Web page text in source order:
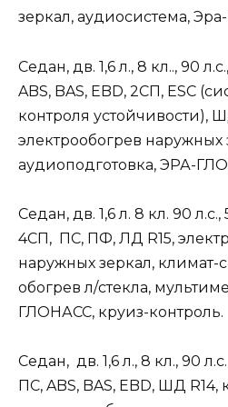
зеркал, аудиосистема, Эра-
Седан, дв. 1,6 л., 8 кл.., 90
ABS, BAS, EBD, 2СП, ESC
контроля устойчивости),
электрообогрев наружных
аудиоподготовка, ЭРА-
Седан, дв. 1,6 л. 8 кл. 90
4СП, ПС, ПФ, ЛД R15,
наружных зеркал, климат-
обогрев л/стекла,
ГЛОНАСС, круиз-контроль.
Седан, дв. 1,6 л., 8 кл., 90
ПС, ABS, BAS, EBD, ШД